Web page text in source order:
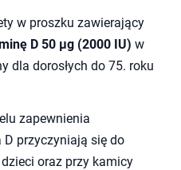
w proszku zawierający
D 50 µg (2000 IU) w
dla dorosłych do 75. roku
zapewnienia
przyczyniają się do
oraz przy kamicy